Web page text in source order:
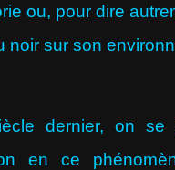
ou, pour dire
noir sur son
dernier, on se
en ce